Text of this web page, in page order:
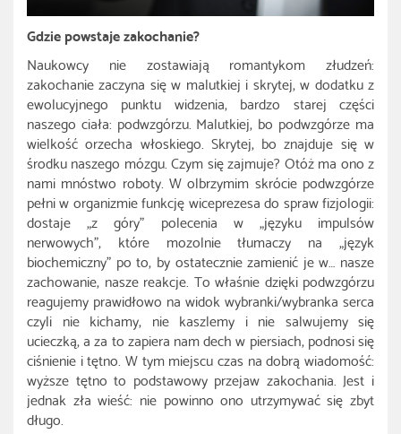
Gdzie powstaje zakochanie?
Naukowcy nie zostawiają romantykom złudzeń:
zakochanie zaczyna się w malutkiej i skrytej, w dodatku z
ewolucyjnego punktu widzenia, bardzo starej części
naszego ciała: podwzgórzu. Malutkiej, bo podwzgórze ma
wielkość orzecha włoskiego. Skrytej, bo znajduje się w
środku naszego mózgu. Czym się zajmuje? Otóż ma ono z
nami mnóstwo roboty. W olbrzymim skrócie podwzgórze
pełni w organizmie funkcję wiceprezesa do spraw fizjologii:
dostaje „z góry” polecenia w „języku impulsów
nerwowych”, które mozolnie tłumaczy na „język
biochemiczny” po to, by ostatecznie zamienić je w… nasze
zachowanie, nasze reakcje. To właśnie dzięki podwzgórzu
reagujemy prawidłowo na widok wybranki/wybranka serca
czyli nie kichamy, nie kaszlemy i nie salwujemy się
ucieczką, a za to zapiera nam dech w piersiach, podnosi się
ciśnienie i tętno. W tym miejscu czas na dobrą wiadomość:
wyższe tętno to podstawowy przejaw zakochania. Jest i
jednak zła wieść: nie powinno ono utrzymywać się zbyt
długo.